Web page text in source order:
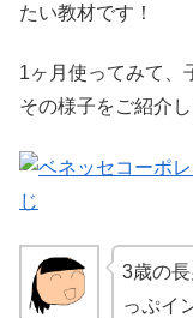
たい教材です！
1ヶ月使ってみて、
その様子をご紹介し
3歳の
っぷイ